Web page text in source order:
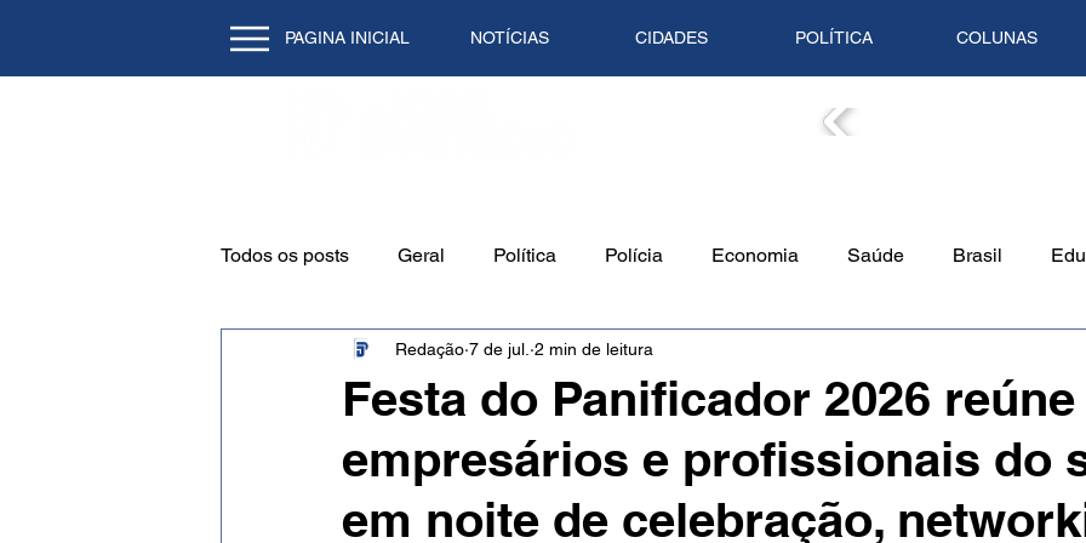
PAGINA INICIAL NOTÍCIAS CIDADES POLÍTICA COLUNAS
Todos os posts Geral Política Polícia Economia Saúde Brasil
Cidade Meio Ambiente
Natal/RN Tecnologia Tempo Artigo Mundo Trânsito Mente em
Festa do Panificador 2026 reúne
empresários e profissionais do
em noite de celebração,
Redação 7 de jul. 2 min de leitura